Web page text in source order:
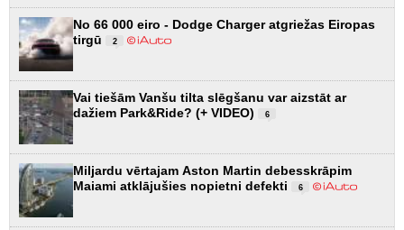
No 66 000 eiro - Dodge Charger atgriežas Eiropas
tirgū
2
Vai tiešām Vanšu tilta slēgšanu var aizstāt ar
dažiem Park&Ride? (+ VIDEO)
6
Miljardu vērtajam Aston Martin debesskrāpim
Maiami atklājušies nopietni defekti
6